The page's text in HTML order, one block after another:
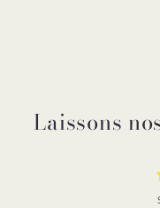
Laissons